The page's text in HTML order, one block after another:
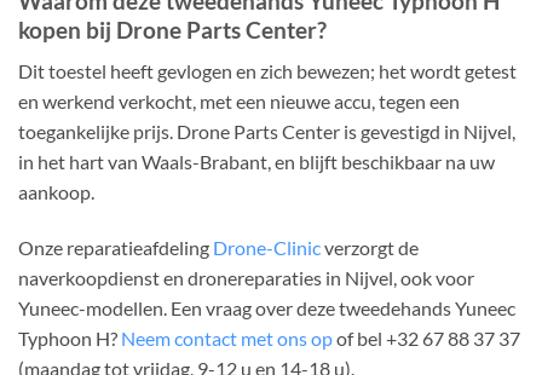
kopen bij Drone Parts Center?
Dit toestel heeft gevlogen en zich bewezen; het wordt getest
en werkend verkocht, met een nieuwe accu, tegen een
toegankelijke prijs. Drone Parts Center is gevestigd in Nijvel,
in het hart van Waals-Brabant, en blijft beschikbaar na uw
aankoop.
Onze reparatieafdeling Drone-Clinicverzorgt de
naverkoopdienst en dronereparaties in Nijvel, ook voor
Yuneec-modellen. Een vraag over deze tweedehands Yuneec
Typhoon H? Neem contact met ons opof bel +32 67 88 37 37
(maandag tot vrijdag, 9-12 u en 14-18 u).